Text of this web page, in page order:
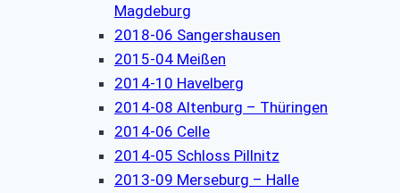
Magdeburg
2018-06 Sangershausen
2015-04 Meißen
2014-10 Havelberg
2014-08 Altenburg – Thüringen
2014-06 Celle
2014-05 Schloss Pillnitz
2013-09 Merseburg – Halle